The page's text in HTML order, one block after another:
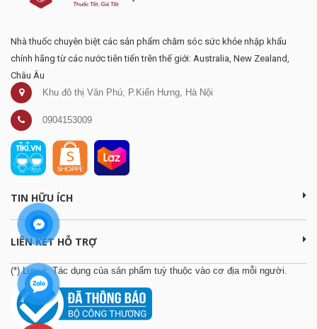
Nhà thuốc chuyên biệt các sản phẩm chăm sóc sức khỏe nhập khẩu
chính hãng từ các nước tiên tiến trên thế giới: Australia, New Zealand,
Châu Âu
Khu đô thị Văn Phú, P.Kiến Hưng, Hà Nội
0904153009
TIN HỮU ÍCH
LIÊN KẾT HỖ TRỢ
(*) Lưu ý: Tác dụng của sản phẩm tuỳ thuộc vào cơ địa mỗi người.